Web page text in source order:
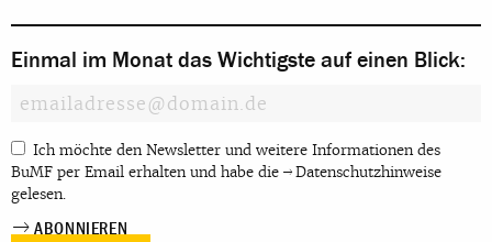
Einmal im Monat das Wichtigste auf einen Blick:
Ich möchte den Newsletter und weitere Informationen des
BuMF per Email erhalten und habe die
Datenschutzhinweise
gelesen.